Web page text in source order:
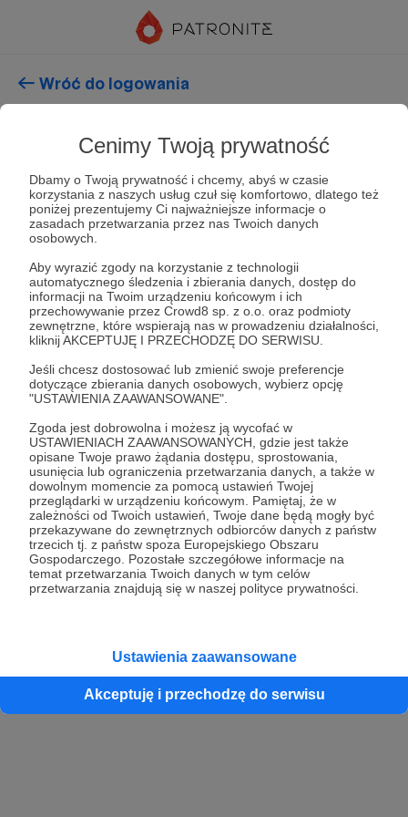
Cenimy Twoją prywatność
Dbamy o Twoją prywatność i chcemy, abyś w czasie
korzystania z naszych usług czuł się komfortowo, dlatego też
poniżej prezentujemy Ci najważniejsze informacje o
zasadach przetwarzania przez nas Twoich danych
osobowych.
Aby wyrazić zgody na korzystanie z technologii
automatycznego śledzenia i zbierania danych, dostęp do
informacji na Twoim urządzeniu końcowym i ich
przechowywanie przez Crowd8 sp. z o.o. oraz podmioty
zewnętrzne, które wspierają nas w prowadzeniu działalności,
kliknij AKCEPTUJĘ I PRZECHODZĘ DO SERWISU.
Jeśli chcesz dostosować lub zmienić swoje preferencje
dotyczące zbierania danych osobowych, wybierz opcję
"USTAWIENIA ZAAWANSOWANE".
Zgoda jest dobrowolna i możesz ją wycofać w
USTAWIENIACH ZAAWANSOWANYCH, gdzie jest także
opisane Twoje prawo żądania dostępu, sprostowania,
usunięcia lub ograniczenia przetwarzania danych, a także w
dowolnym momencie za pomocą ustawień Twojej
przeglądarki w urządzeniu końcowym. Pamiętaj, że w
zależności od Twoich ustawień, Twoje dane będą mogły być
przekazywane do zewnętrznych odbiorców danych z państw
trzecich tj. z państw spoza Europejskiego Obszaru
Gospodarczego. Pozostałe szczegółowe informacje na
temat przetwarzania Twoich danych w tym celów
przetwarzania znajdują się w naszej polityce prywatności.
Ustawienia zaawansowane
Akceptuję i przechodzę do serwisu
Wróć do logowania
Resetuj hasło
Wpisz adres e-mail, który został podany podczas
rejestracji konta
Resetuj hasło